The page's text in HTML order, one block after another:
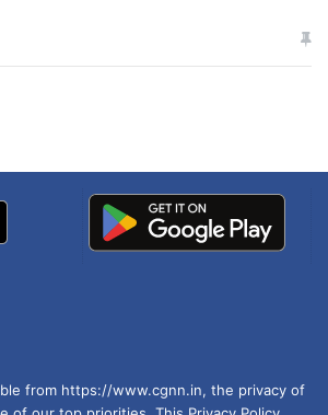
से
खाई में धक्का… आरोपियों ने
from https://www.cgnn.in, the privacy of